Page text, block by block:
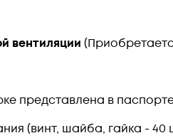
вентиляции
представлена в
(винт, шайба, гайка -